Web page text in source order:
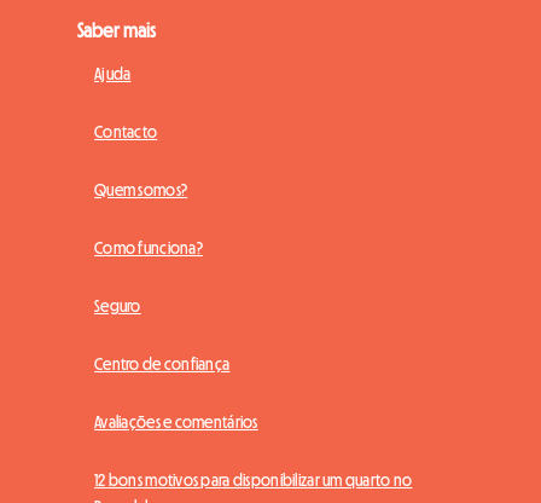
Saber mais
Ajuda
Contacto
Quem somos?
Como funciona?
Seguro
Centro de confiança
Avaliações e comentários
12 bons motivos para disponibilizar um quarto no